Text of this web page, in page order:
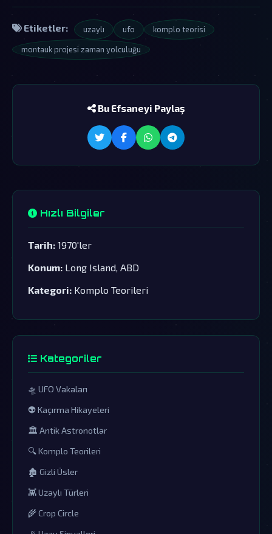
Etiketler: uzaylı ufo komplo teorisi
montauk projesi zaman yolculuğu
Bu Efsaneyi Paylaş
Hızlı Bilgiler
Tarih: 1970'ler
Konum: Long Island, ABD
Kategori: Komplo Teorileri
Kategoriler
🛸 UFO Vakaları
👽 Kaçırma Hikayeleri
🏛️ Antik Astronotlar
🔍 Komplo Teorileri
🏚️ Gizli Üsler
👾 Uzaylı Türleri
🌾 Crop Circle